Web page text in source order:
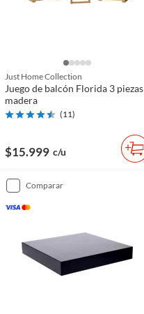
Just Home Collection
Juego de balcón Florida 3 piezas
madera
(11)
$15.999 c/u
comparar